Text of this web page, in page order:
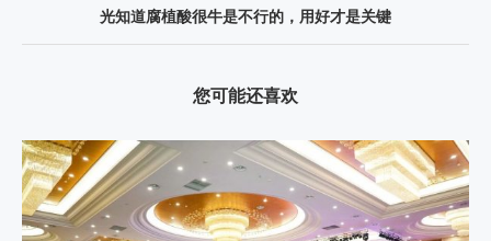
光知道腐植酸很牛是不行的，用好才是关键
您可能还喜欢